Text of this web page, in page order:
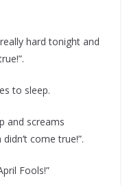
hard tonight and
to sleep.
and screams
come true!”.
Fools!”